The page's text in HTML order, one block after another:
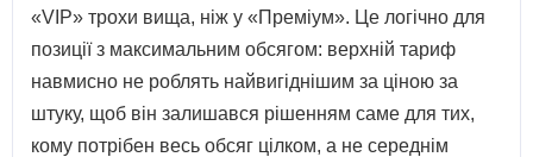
«VIP» трохи вища, ніж у «Преміум». Це логічно для
позиції з максимальним обсягом: верхній тариф
навмисно не роблять найвигіднішим за ціною за
штуку, щоб він залишався рішенням саме для тих,
кому потрібен весь обсяг цілком, а не середнім